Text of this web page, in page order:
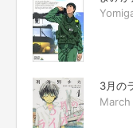
3月の